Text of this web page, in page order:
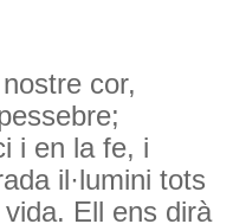
cor,
i en la fe, i
il·lumini tots
Ell ens dirà